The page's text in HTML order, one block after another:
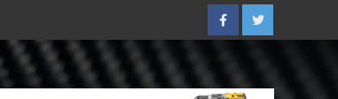
FacebookTwitter